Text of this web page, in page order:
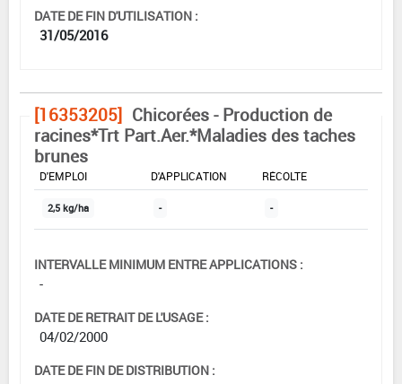
DATE DE FIN D'UTILISATION :
31/05/2016
[16353205] Chicorées - Production de
racines*Trt Part.Aer.*Maladies des taches
brunes
DOSE MAX
D'EMPLOI
D'APPLICATION
RÉCOLTE
2,5 kg/ha - -
INTERVALLE MINIMUM ENTRE APPLICATIONS :
-
DATE DE RETRAIT DE L'USAGE :
04/02/2000
DATE DE FIN DE DISTRIBUTION :